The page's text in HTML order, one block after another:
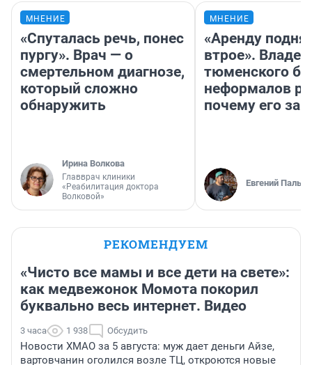
МНЕНИЕ
«Спуталась речь, понес
пургу». Врач — о
смертельном диагнозе,
который сложно
обнаружить
Ирина Волкова
Главврач клиники
«Реабилитация доктора
Волковой»
МНЕНИЕ
«Аренду
втрое».
тюменского
неформалов
почему его
Евгений
РЕКОМЕНДУЕМ
«Чисто все мамы и все дети на свете»:
как медвежонок Момота покорил
буквально весь интернет. Видео
3 часа 1 938 Обсудить
Новости ХМАО за 5 августа: муж дает деньги Айзе,
вартовчанин оголился возле ТЦ, откроются новые